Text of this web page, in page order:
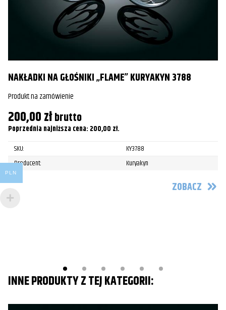
NAKŁADKI NA GŁOŚNIKI „FLAME” KURYAKYN 3788
Produkt na zamówienie
200,00złbrutto
Poprzednia najniższa cena: 200,00 zł.
SKU:
KY3788
Producent:
Kuryakyn
ZOBACZ
INNE PRODUKTY Z TEJ KATEGORII:
PLN